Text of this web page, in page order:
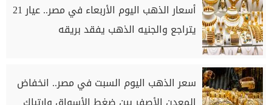
أسعار الذهب اليوم الأربعاء في مصر.. عيار 21
يتراجع والجنيه الذهب يفقد بريقه
سعر الذهب اليوم السبت في مصر.. انخفاض